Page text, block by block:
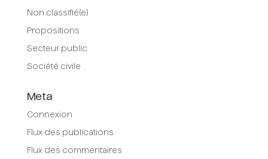
Non classifié(e)
Propositions
Secteur public
Société civile
Meta
Connexion
Flux des publications
Flux des commentaires